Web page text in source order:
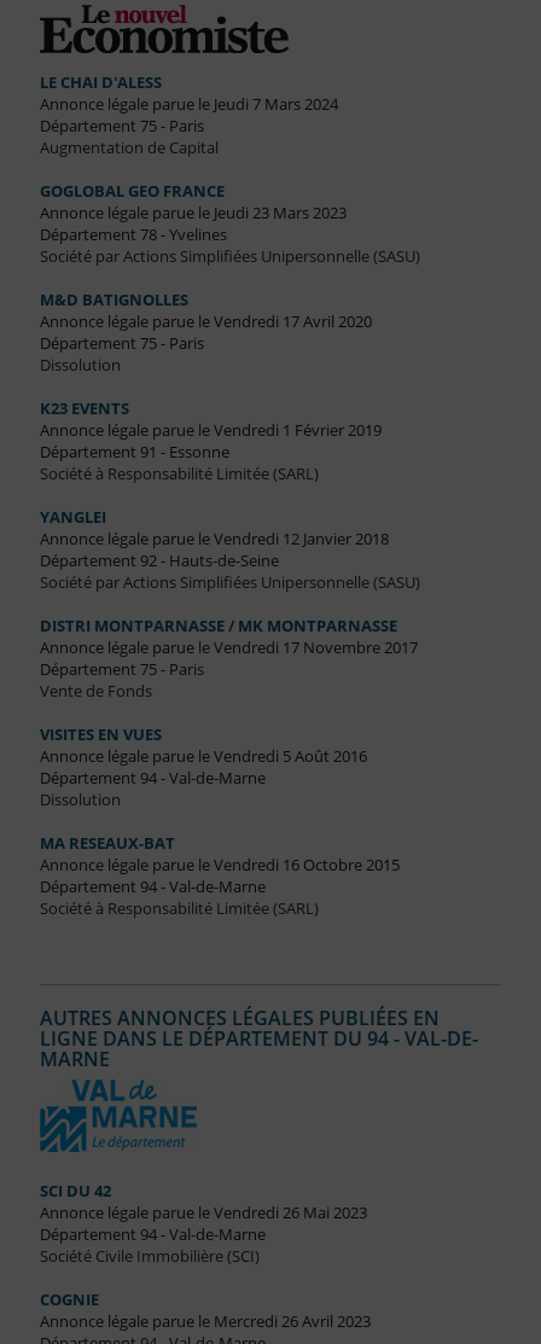
LE CHAI D'ALESS
Annonce légale parue le Jeudi 7 Mars 2024
Département 75 - Paris
Augmentation de Capital
GOGLOBAL GEO FRANCE
Annonce légale parue le Jeudi 23 Mars 2023
Département 78 - Yvelines
Société par Actions Simplifiées Unipersonnelle (SASU)
M&D BATIGNOLLES
Annonce légale parue le Vendredi 17 Avril 2020
Département 75 - Paris
Dissolution
K23 EVENTS
Annonce légale parue le Vendredi 1 Février 2019
Département 91 - Essonne
Société à Responsabilité Limitée (SARL)
YANGLEI
Annonce légale parue le Vendredi 12 Janvier 2018
Département 92 - Hauts-de-Seine
Société par Actions Simplifiées Unipersonnelle (SASU)
DISTRI MONTPARNASSE / MK MONTPARNASSE
Annonce légale parue le Vendredi 17 Novembre 2017
Département 75 - Paris
Vente de Fonds
VISITES EN VUES
Annonce légale parue le Vendredi 5 Août 2016
Département 94 - Val-de-Marne
Dissolution
MA RESEAUX-BAT
Annonce légale parue le Vendredi 16 Octobre 2015
Département 94 - Val-de-Marne
Société à Responsabilité Limitée (SARL)
AUTRES ANNONCES LÉGALES PUBLIÉES EN
LIGNE DANS LE DÉPARTEMENT DU 94 - VAL-DE-
MARNE
SCI DU 42
Annonce légale parue le Vendredi 26 Mai 2023
Département 94 - Val-de-Marne
Société Civile Immobilière (SCI)
COGNIE
Annonce légale parue le Mercredi 26 Avril 2023